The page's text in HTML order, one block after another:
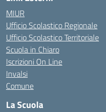
MIUR
Ufficio Scolastico Regionale
Ufficio Scolastico Territoriale
Scuola in Chiaro
Iscrizioni On Line
Invalsi
Comune
La Scuola